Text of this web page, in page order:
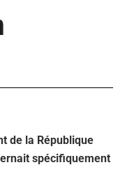
de la République
spécifiquement